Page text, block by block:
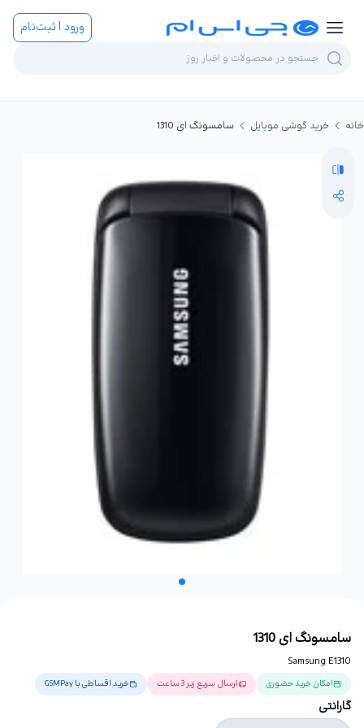
ورود | ثبت‌نام
خانه خرید گوشی موبایل سامسونگ ای 1310
سامسونگ ای 1310
Samsung E1310
امکان خرید حضوری ارسال سریع زیر 3 ساعت خرید اقساطی با GSMPay
گارانتی